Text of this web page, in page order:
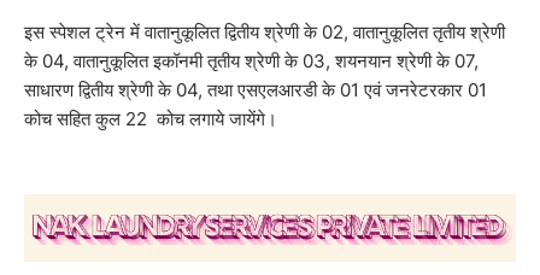
इस स्पेशल ट्रेन में वातानुकूलित द्वितीय श्रेणी के 02, वातानुकूलित तृतीय श्रेणी
के 04, वातानुकूलित इकॉनमी तृतीय श्रेणी के 03, शयनयान श्रेणी के 07,
साधारण द्वितीय श्रेणी के 04, तथा एसएलआरडी के 01 एवं जनरेटरकार 01
कोच सहित कुल 22 कोच लगाये जायेंगे।